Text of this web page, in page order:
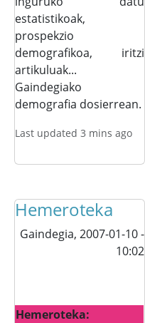
estatistikoak,
prospekzio
demografikoa, iritzi
artikuluak...
Gaindegiako
demografia dosierrean.
Last updated 3 mins ago
Hemeroteka
Gaindegia, 2007-01-10 -
10:02
Hemeroteka: